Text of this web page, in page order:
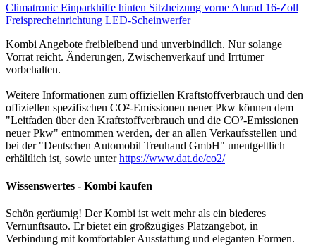
Climatronic Einparkhilfe hinten Sitzheizung vorne Alurad 16-Zoll
Freisprecheinrichtung LED-Scheinwerfer
Kombi Angebote freibleibend und unverbindlich. Nur solange
Vorrat reicht. Änderungen, Zwischenverkauf und Irrtümer
vorbehalten.
Weitere Informationen zum offiziellen Kraftstoffverbrauch und den
offiziellen spezifischen CO²-Emissionen neuer Pkw können dem
"Leitfaden über den Kraftstoffverbrauch und die CO²-Emissionen
neuer Pkw" entnommen werden, der an allen Verkaufsstellen und
bei der "Deutschen Automobil Treuhand GmbH" unentgeltlich
erhältlich ist, sowie unterhttps://www.dat.de/co2/
Wissenswertes - Kombi kaufen
Schön geräumig! Der Kombi ist weit mehr als ein biederes
Vernunftsauto. Er bietet ein großzügiges Platzangebot, in
Verbindung mit komfortabler Ausstattung und eleganten Formen.